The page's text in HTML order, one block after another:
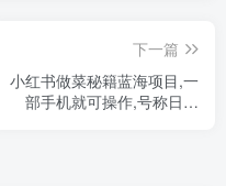
下一篇
小红书做菜秘籍蓝海项目,一
部手机就可操作,号称日入